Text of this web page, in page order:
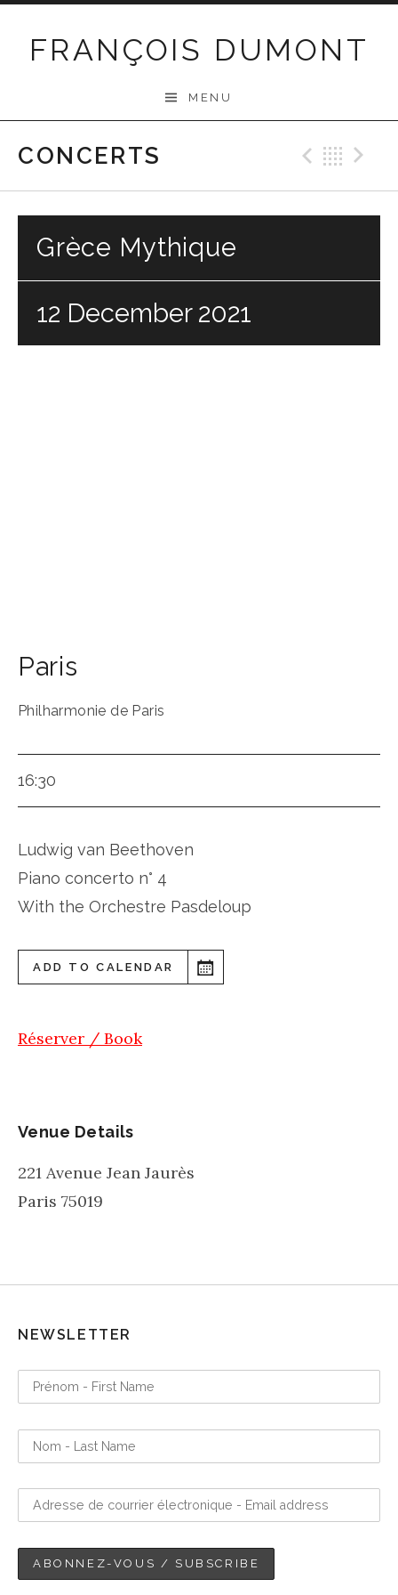
FRANÇOIS DUMONT
MENU
CONCERTS
Grèce Mythique
12 December 2021
Paris
Philharmonie de Paris
16:30
Ludwig van Beethoven
Piano concerto n° 4
With the Orchestre Pasdeloup
ADD TO CALENDAR
Réserver / Book
Venue Details
221 Avenue Jean Jaurès
Paris 75019
NEWSLETTER